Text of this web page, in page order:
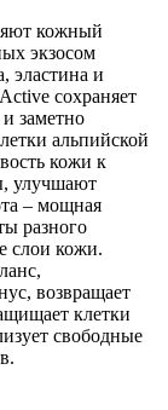
кожный
экзосом
эластина и
сохраняет
заметно
альпийской
кожи к
улучшают
– мощная
разного
слои кожи.
возвращает
клетки
свободные